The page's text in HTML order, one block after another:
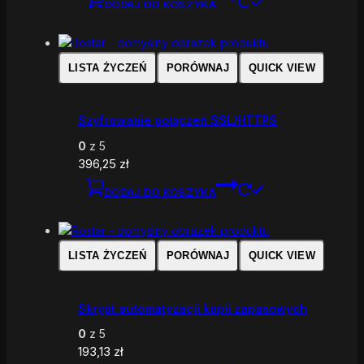
DODAJ DO KOSZYKA
LISTA ŻYCZEŃ PORÓWNAJ QUICK VIEW
Szyfrowanie połączeń SSL/HTTPS
0 z 5
396,25 zł
DODAJ DO KOSZYKA
LISTA ŻYCZEŃ PORÓWNAJ QUICK VIEW
Skrypt automatyzacji kopii zapasowych
0 z 5
193,13 zł